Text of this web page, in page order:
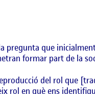
pregunta que
formar part de la
del rol que
rol en què ens